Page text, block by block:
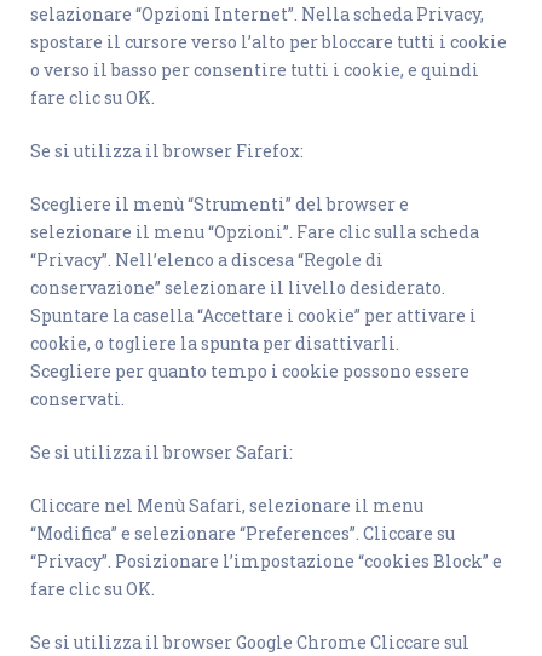
selazionare “Opzioni Internet”. Nella scheda Privacy,
spostare il cursore verso l’alto per bloccare tutti i cookie
o verso il basso per consentire tutti i cookie, e quindi
fare clic su OK.
Se si utilizza il browser Firefox:
Scegliere il menù “Strumenti” del browser e
selezionare il menu “Opzioni”. Fare clic sulla scheda
“Privacy”. Nell’elenco a discesa “Regole di
conservazione” selezionare il livello desiderato.
Spuntare la casella “Accettare i cookie” per attivare i
cookie, o togliere la spunta per disattivarli.
Scegliere per quanto tempo i cookie possono essere
conservati.
Se si utilizza il browser Safari:
Cliccare nel Menù Safari, selezionare il menu
“Modifica” e selezionare “Preferences”. Cliccare su
“Privacy”. Posizionare l’impostazione “cookies Block” e
fare clic su OK.
Se si utilizza il browser Google Chrome Cliccare sul